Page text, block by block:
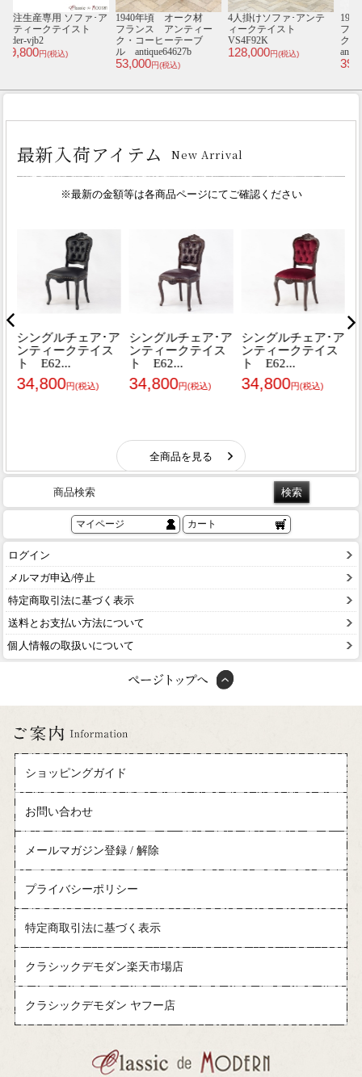
1930年頃 オーク材
フランス アンティー
ク・ミラー
antique65613
1920年頃 オーク材
イギリス アンティー
ク・チェア
antique81103a
29,000円(税込)
1人掛けソファ･アンテ
ィークテイスト
VL1F221K
48,800円(税込)
商品検索
マイページ カート
ログイン
メルマガ申込/停止
特定商取引法に基づく表示
送料とお支払い方法について
個人情報の取扱いについて
ショッピングガイド
お問い合わせ
メールマガジン登録 / 解除
プライバシーポリシー
特定商取引法に基づく表示
クラシックデモダン楽天市場店
クラシックデモダン ヤフー店